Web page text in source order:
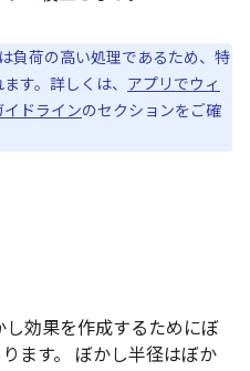
負荷の高い処理であるため、特
す。詳しくは、 アプリでウィ
ドラインのセクションをご確
効果を作成するためにぼ
ます。 ぼかし半径はぼか